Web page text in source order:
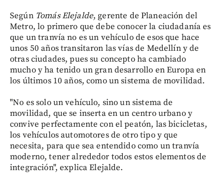
Según Tomás Elejalde, gerente de Planeación del
Metro, lo primero que debe conocer la ciudadanía es
que un tranvía no es un vehículo de esos que hace
unos 50 años transitaron las vías de Medellín y de
otras ciudades, pues su concepto ha cambiado
mucho y ha tenido un gran desarrollo en Europa en
los últimos 10 años, como un sistema de movilidad.
"No es solo un vehículo, sino un sistema de
movilidad, que se inserta en un centro urbano y
convive perfectamente con el peatón, las bicicletas,
los vehículos automotores de otro tipo y que
necesita, para que sea entendido como un tranvía
moderno, tener alrededor todos estos elementos de
integración", explica Elejalde.